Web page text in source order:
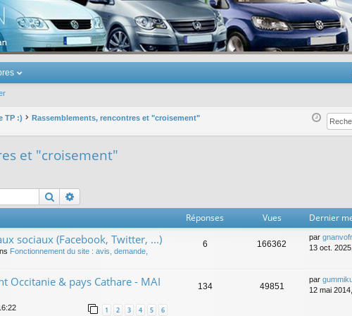
Touran
TP :) Rassemblements, rencontres et "croisement"
et "croisement"
Rechercher
Réponses Vues Dernier
sociaux (Facebook, Twitter, ...)
Fonctionnement du site : avis, demande,
6 166362
par
13 oct.
Occitanie & pays Cathare - MAI
1 2 3 4 5 6
134 49851
par
12 mai